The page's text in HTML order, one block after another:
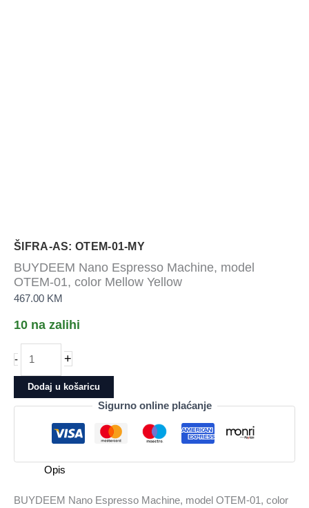
ŠIFRA-AS: OTEM-01-MY
BUYDEEM Nano Espresso Machine, model
OTEM-01, color Mellow Yellow
467.00 KM
10 na zalihi
-
BUYDEEM
Nano
Espresso
Machine,
color
Yellow
+
Dodaj u košaricu
Sigurno online plaćanje
Opis
BUYDEEM Nano Espresso Machine, model OTEM-01, color